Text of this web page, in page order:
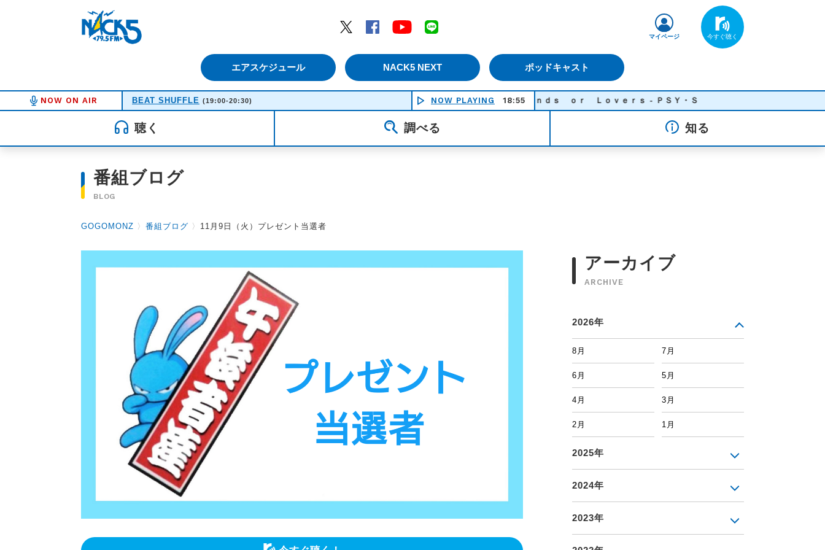
Twitter
Facebook YouTube
エアスケジュール NACK5 NEXT ポッドキャスト
マイページ
NOW ON AIR BEAT SHUFFLE (19:00-20:30) NOW PLAYING 18:55
Ｆｒｉｅｎｄｓ ｏｒ Ｌｏｖｅｒｓ - ＰＳＹ・Ｓ
聴く 調べる 知る
番組ブログ
BLOG
GOGOMONZ 〉 番組ブログ 〉 11月9日（火）プレゼント当選者
アーカイブ
ARCHIVE
2026年
8月 7月
6月 5月
4月 3月
2月 1月
2025年
2024年
2023年